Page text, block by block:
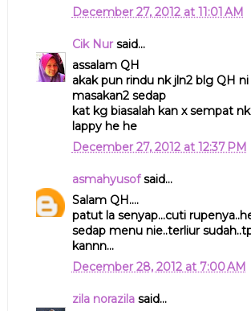
December 27, 2012 at 11:01 AM
Cik Nursaid...
assalam QH
akak pun rindu nk jln2 blg QH
masakan2 sedap
kat kg biasalah kan x sempat
lappy he he
December 27, 2012 at 12:37 PM
asmahyusofsaid...
Salam QH....
patut la senyap...cuti
sedap menu nie..terliur
kannn...
December 28, 2012 at 7:00 AM
zila norazilasaid...